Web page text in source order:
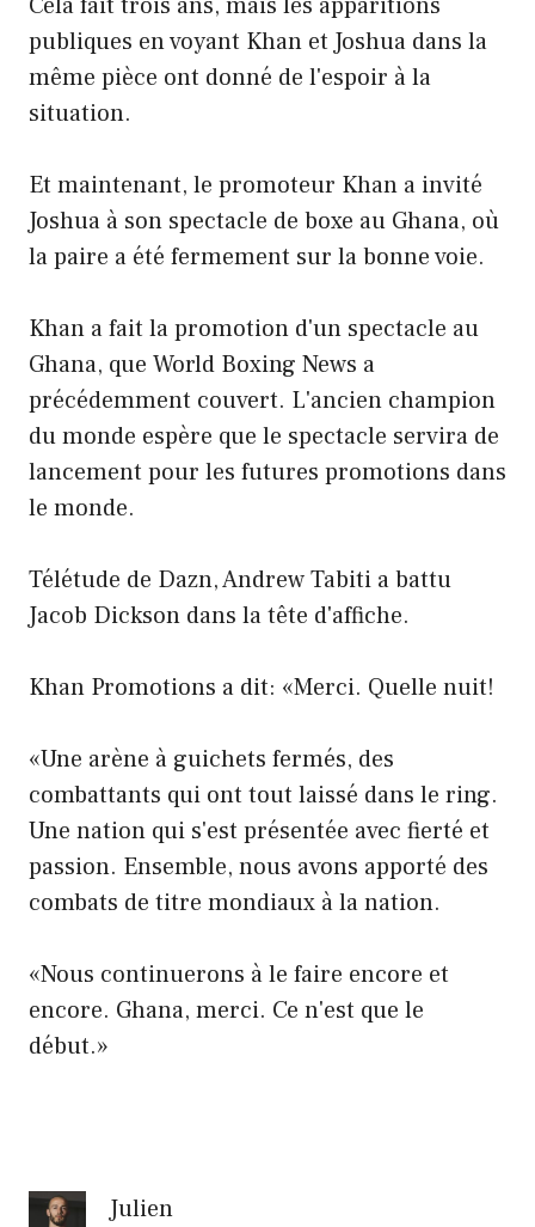
publiques en voyant Khan et Joshua dans la
même pièce ont donné de l'espoir à la
situation.
Et maintenant, le promoteur Khan a invité
Joshua à son spectacle de boxe au Ghana, où
la paire a été fermement sur la bonne voie.
Khan a fait la promotion d'un spectacle au
Ghana, que World Boxing News a
précédemment couvert. L'ancien champion
du monde espère que le spectacle servira de
lancement pour les futures promotions dans
le monde.
Télétude de Dazn, Andrew Tabiti a battu
Jacob Dickson dans la tête d'affiche.
Khan Promotions a dit: «Merci. Quelle nuit!
«Une arène à guichets fermés, des
combattants qui ont tout laissé dans le ring.
Une nation qui s'est présentée avec fierté et
passion. Ensemble, nous avons apporté des
combats de titre mondiaux à la nation.
«Nous continuerons à le faire encore et
encore. Ghana, merci. Ce n'est que le
début.»
Julien